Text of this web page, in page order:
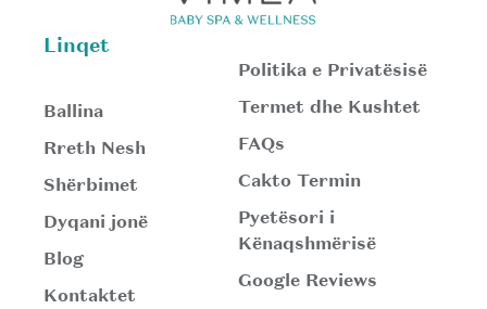
Linqet
Ballina
Rreth Nesh
Shërbimet
Dyqani jonë
Blog
Kontaktet
Politika e Privatësisë
Termet dhe Kushtet
FAQs
Cakto Termin
Pyetësori i
Kënaqshmërisë
Google Reviews